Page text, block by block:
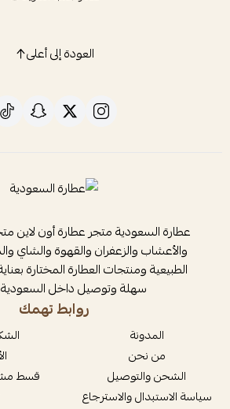
العودة إلى أعلى
عطارة السعودية متجر عطارة أون لاين
والأعشاب والزعفران والقهوة والشاي
الطبيعية ومنتجات العطارة المختارة
سهلة وتوصيل داخل السعودية
روابط تهمك
المدونة
من نحن
الشحن والتوصيل
سياسة الاستبدال والاسترجاع
قسط